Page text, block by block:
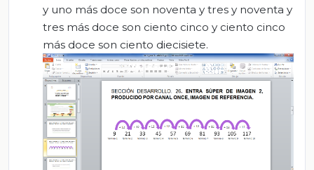
y uno más doce son noventa y tres y noventa y
tres más doce son ciento cinco y ciento cinco
más doce son ciento diecisiete.